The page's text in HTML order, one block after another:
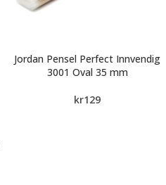
Jordan Pensel Perfect Innvendig
3001 Oval 35 mm
kr129